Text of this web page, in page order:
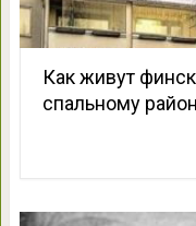
Как живут
спальному